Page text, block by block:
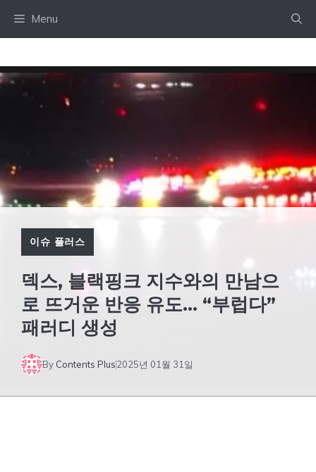
Menu
이슈 플러스
덱스, 블랙핑크 지수와의 만남으
로 뜨거운 반응 유도… “부럽다”
패러디 생성
By Contents Plus2025년 01월 31일